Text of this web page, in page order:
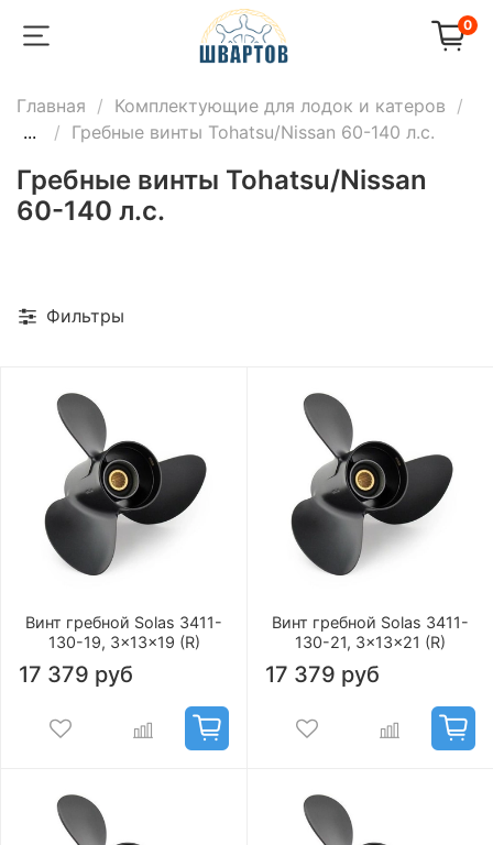
0
Главная
Комплектующие для лодок и катеров
...
Гребные винты Tohatsu/Nissan 60-140 л.с.
Гребные винты Tohatsu/Nissan
60-140 л.с.
Фильтры
Винт гребной Solas 3411-
130-19, 3x13x19 (R)
17 379 руб
Винт гребной Solas 3411-
130-21, 3x13x21 (R)
17 379 руб